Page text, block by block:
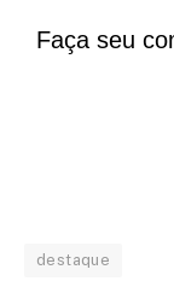
Faça seu
destaque